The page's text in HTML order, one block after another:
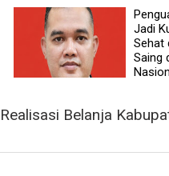
Jadi
Sehat
Saing
Belanja